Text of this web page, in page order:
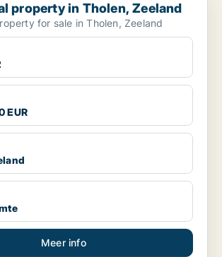
property in Tholen, Zeeland
for sale in Tholen, Zeeland
EUR
Meer info